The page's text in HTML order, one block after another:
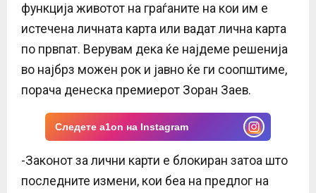
функција животот на граѓаните на кои им е
истечена личната карта или вадат лична карта
по првпат. Верувам дека ќе најдеме решенија
во најбрз можен рок и јавно ќе ги соопштиме,
порача денеска премиерот Зоран Заев.
Следете a1on на Instagram
-Законот за лични карти е блокиран затоа што
последните измени, кои беа на предлог на